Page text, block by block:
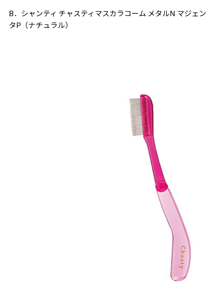
B．シャンティ チャスティマスカラコーム メタルN マジェン
タP（ナチュラル）